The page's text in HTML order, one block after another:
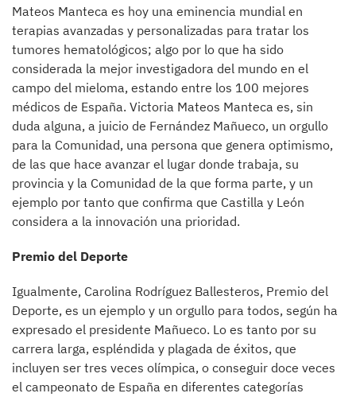
Mateos Manteca es hoy una eminencia mundial en
terapias avanzadas y personalizadas para tratar los
tumores hematológicos; algo por lo que ha sido
considerada la mejor investigadora del mundo en el
campo del mieloma, estando entre los 100 mejores
médicos de España. Victoria Mateos Manteca es, sin
duda alguna, a juicio de Fernández Mañueco, un orgullo
para la Comunidad, una persona que genera optimismo,
de las que hace avanzar el lugar donde trabaja, su
provincia y la Comunidad de la que forma parte, y un
ejemplo por tanto que confirma que Castilla y León
considera a la innovación una prioridad.
Premio del Deporte
Igualmente, Carolina Rodríguez Ballesteros, Premio del
Deporte, es un ejemplo y un orgullo para todos, según ha
expresado el presidente Mañueco. Lo es tanto por su
carrera larga, espléndida y plagada de éxitos, que
incluyen ser tres veces olímpica, o conseguir doce veces
el campeonato de España en diferentes categorías